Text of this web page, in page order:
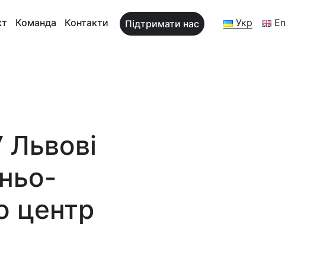
Команда Контакти Підтримати нас Укр En
Львові
центр